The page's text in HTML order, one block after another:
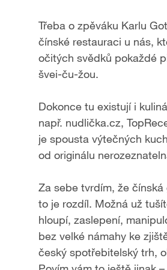
Třeba o zpěváku Karlu
čínské restauraci u nás,
očitých svědků pokaždé
švei-ču-žou.
Dokonce tu existují i
např. nudlička.cz,
je spousta výtečných
od originálu
Za sebe tvrdím, že
to je rozdíl. Možná už
hloupí, zaslepení,
bez velké námahy ke
český spotřebitelský trh,